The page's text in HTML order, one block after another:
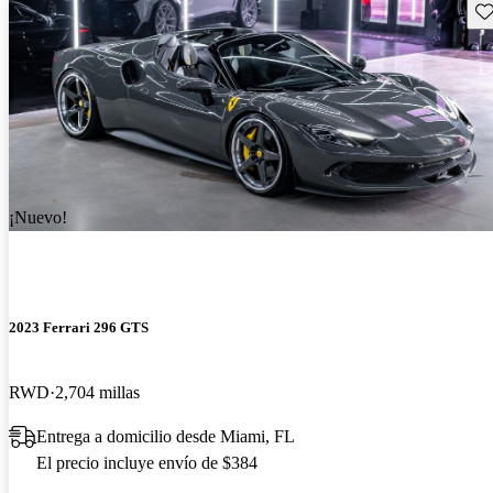
¡Nuevo!
2023 Ferrari 296 GTS
RWD 2,704 millas
Entrega a domicilio desde Miami, FL
El precio incluye envío de $384